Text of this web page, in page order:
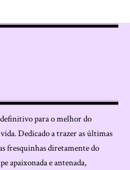
para o melhor do
Dedicado a trazer as últimas
fresquinhas diretamente do
apaixonada e antenada,